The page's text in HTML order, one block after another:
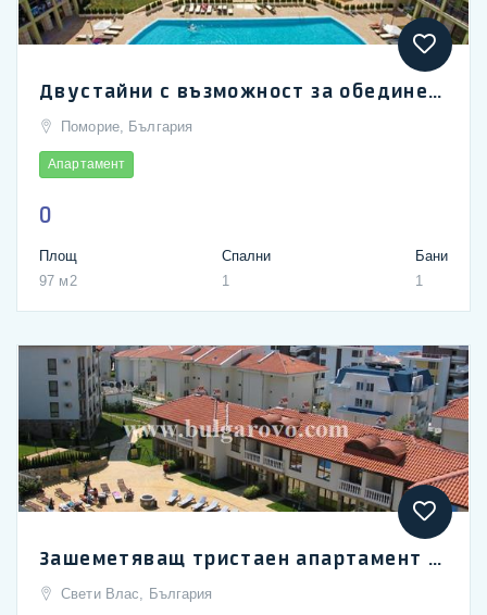
Двустайни с възможност за обединение във Феста Поморие Резорт
Поморие, България
Апартамент
0
Площ
97 м2
Спални
1
Бани
1
Зашеметяващ тристаен апартамент в комплекс Триумф, Свети Влас
Свети Влас, България